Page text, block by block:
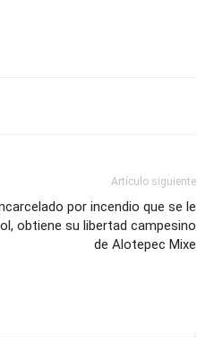
Artículo siguiente
por incendio que se le
obtiene su libertad campesino
de Alotepec Mixe